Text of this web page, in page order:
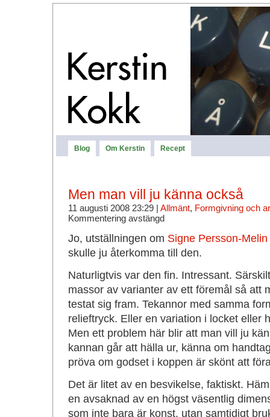
Blog Om Kerstin Recept
Men man vill ju känna också
11 augusti 2008 23:29 | Allmänt, Formgivning och
Kommentering avstängd
Jo, utställningen om Signe Persson-Melin
skulle ju återkomma till den.
Naturligtvis var den fin. Intressant.
massor av varianter av ett föremål så att
testat sig fram. Tekannor med samma
relieftryck. Eller en variation i locket eller
Men ett problem här blir att man vill ju
kannan går att hälla ur, känna om
pröva om godset i koppen är skönt att
Det är litet av en besvikelse, faktiskt.
en avsaknad av en högst väsentlig
som inte bara är konst, utan samtidigt